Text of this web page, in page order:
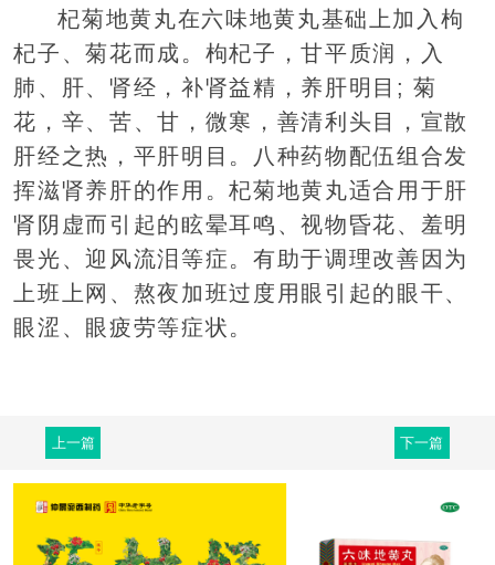
杞菊地黄丸在六味地黄丸基础上加入枸
杞子、菊花而成。枸杞子，甘平质润，入
肺、肝、肾经，补肾益精，养肝明目; 菊
花，辛、苦、甘，微寒，善清利头目，宣散
肝经之热，平肝明目。八种药物配伍组合发
挥滋肾养肝的作用。杞菊地黄丸适合用于肝
肾阴虚而引起的眩晕耳鸣、视物昏花、羞明
畏光、迎风流泪等症。有助于调理改善因为
上班上网、熬夜加班过度用眼引起的眼干、
眼涩、眼疲劳等症状。
上一篇 下一篇